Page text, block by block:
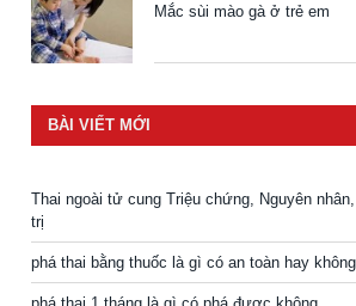
Mắc sùi mào gà ở trẻ em
BÀI VIẾT MỚI
Thai ngoài tử cung Triệu chứng, Nguyên
trị
phá thai bằng thuốc là gì có an toàn hay không